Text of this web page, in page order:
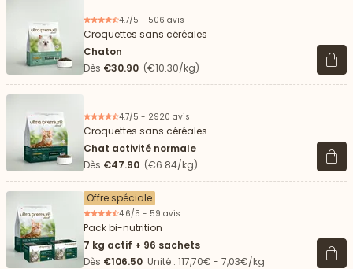
4.7/5 - 506 avis
Croquettes sans céréales
Chaton
Dès €30.90 (€10.30/kg) Voir
4.7/5 - 2920 avis
Croquettes sans céréales
Chat activité normale
Dès €47.90 (€6.84/kg) Voir
Offre spéciale
4.6/5 - 59 avis
Pack bi-nutrition
7 kg actif + 96 sachets
Dès €106.50 Unité : 117,70€ - 7,03€/kg Voir